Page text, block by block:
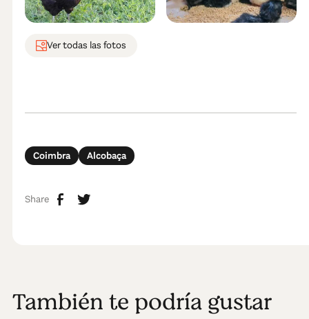
Ver todas las fotos
Coimbra Alcobaça
Share
También te podría gustar